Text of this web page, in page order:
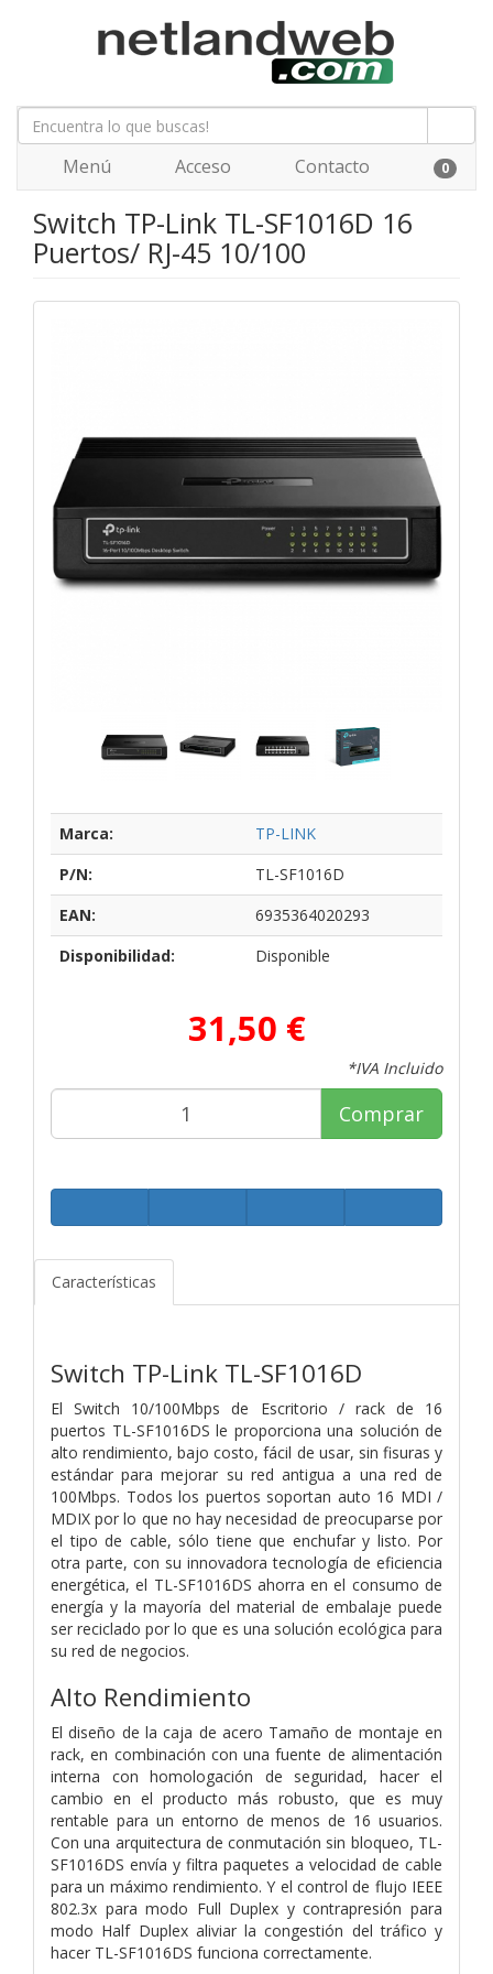
Menú Acceso Contacto 0
Switch TP-Link TL-SF1016D 16
Puertos/ RJ-45 10/100
Marca:
TP-LINK
P/N:
TL-SF1016D
EAN:
6935364020293
Disponibilidad:
Disponible
31,50 €
*IVA Incluido
Comprar
Características
Switch TP-Link TL-SF1016D
El Switch 10/100Mbps de Escritorio / rack de 16
puertos TL-SF1016DS le proporciona una solución de
alto rendimiento, bajo costo, fácil de usar, sin fisuras y
estándar para mejorar su red antigua a una red de
100Mbps. Todos los puertos soportan auto 16 MDI /
MDIX por lo que no hay necesidad de preocuparse por
el tipo de cable, sólo tiene que enchufar y listo. Por
otra parte, con su innovadora tecnología de eficiencia
energética, el TL-SF1016DS ahorra en el consumo de
energía y la mayoría del material de embalaje puede
ser reciclado por lo que es una solución ecológica para
su red de negocios.
Alto Rendimiento
El diseño de la caja de acero Tamaño de montaje en
rack, en combinación con una fuente de alimentación
interna con homologación de seguridad, hacer el
cambio en el producto más robusto, que es muy
rentable para un entorno de menos de 16 usuarios.
Con una arquitectura de conmutación sin bloqueo, TL-
SF1016DS envía y filtra paquetes a velocidad de cable
para un máximo rendimiento. Y el control de flujo IEEE
802.3x para modo Full Duplex y contrapresión para
modo Half Duplex aliviar la congestión del tráfico y
hacer TL-SF1016DS funciona correctamente.